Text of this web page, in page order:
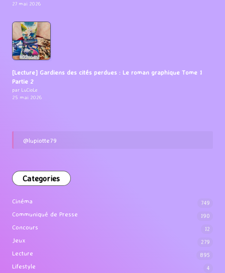
27 mai 2026
[Lecture] Gardiens des cités perdues : Le roman graphique Tome 1
Partie 2
par LuCioLe
25 mai 2026
@lupiotte79
Categories
Cinéma 749
Communiqué de Presse 190
Concours 12
Jeux 279
Lecture 895
Lifestyle 4